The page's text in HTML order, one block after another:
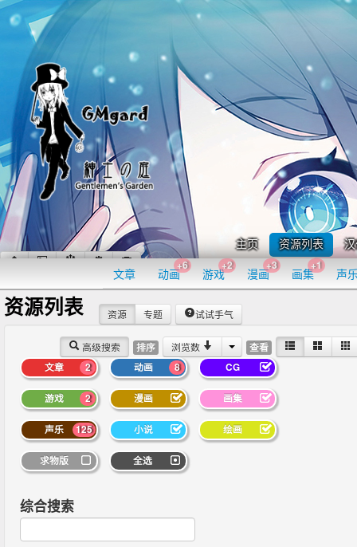
主页 资源列表
文章 动画
+6
游戏
+2
漫画
+3
画集
+1
声
资源列表
高级搜索 排序 浏览数 查看
资源 专题 试试手气
2
文章 8
动画 CG
2
游戏 漫画 画集
125
声乐 小说 绘画
求物版 全选
综合搜索